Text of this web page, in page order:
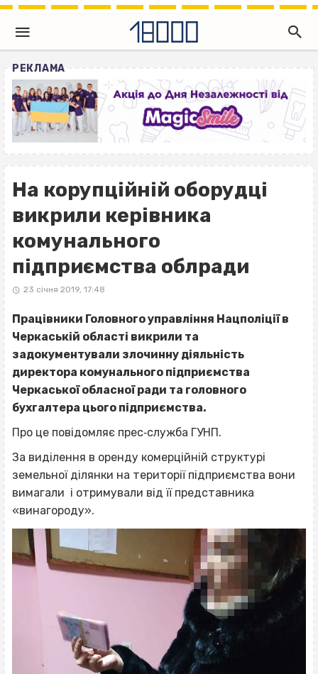
РЕКЛАМА
На корупційній оборудці
викрили керівника
комунального
підприємства облради
23 січня 2019, 17:48
Працівники Головного управління Нацполіції в
Черкаській області викрили та
задокументували злочинну діяльність
директора комунального підприємства
Черкаської обласної ради та головного
бухгалтера цього підприємства.
Про це повідомляє прес‐служба ГУНП.
За виділення в оренду комерційній структурі
земельної ділянки на території підприємства вони
вимагали і отримували від її представника
«винагороду».